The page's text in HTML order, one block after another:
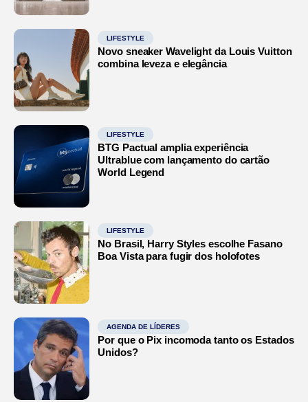
LIFESTYLE
Novo sneaker Wavelight da Louis Vuitton
combina leveza e elegância
LIFESTYLE
BTG Pactual amplia experiência
Ultrablue com lançamento do cartão
World Legend
LIFESTYLE
No Brasil, Harry Styles escolhe Fasano
Boa Vista para fugir dos holofotes
AGENDA DE LÍDERES
Por que o Pix incomoda tanto os Estados
Unidos?